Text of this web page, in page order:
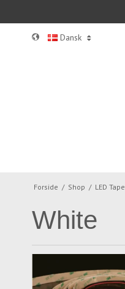
Dansk
Forside / Shop / LED Tape
White